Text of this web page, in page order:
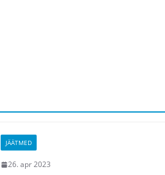
JÄÄTMED
26. apr 2023